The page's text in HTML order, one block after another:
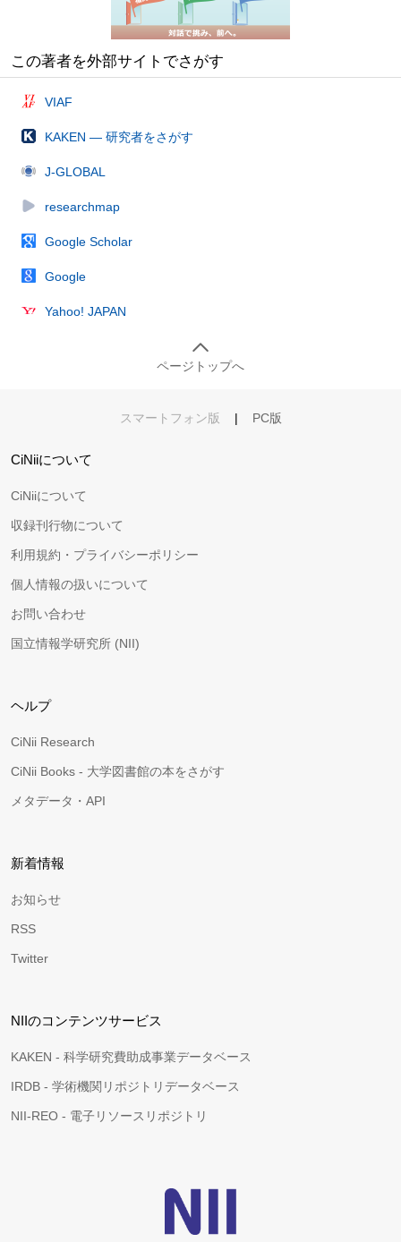
この著者を外部サイトでさがす
VIAF
KAKEN — 研究者をさがす
J-GLOBAL
researchmap
Google Scholar
Google
Yahoo! JAPAN
ページトップへ
スマートフォン版 | PC版
CiNiiについて
CiNiiについて
収録刊行物について
利用規約・プライバシーポリシー
個人情報の扱いについて
お問い合わせ
国立情報学研究所 (NII)
ヘルプ
CiNii Research
CiNii Books - 大学図書館の本をさがす
メタデータ・API
新着情報
お知らせ
RSS
Twitter
NIIのコンテンツサービス
KAKEN - 科学研究費助成事業データベース
IRDB - 学術機関リポジトリデータベース
NII-REO - 電子リソースリポジトリ